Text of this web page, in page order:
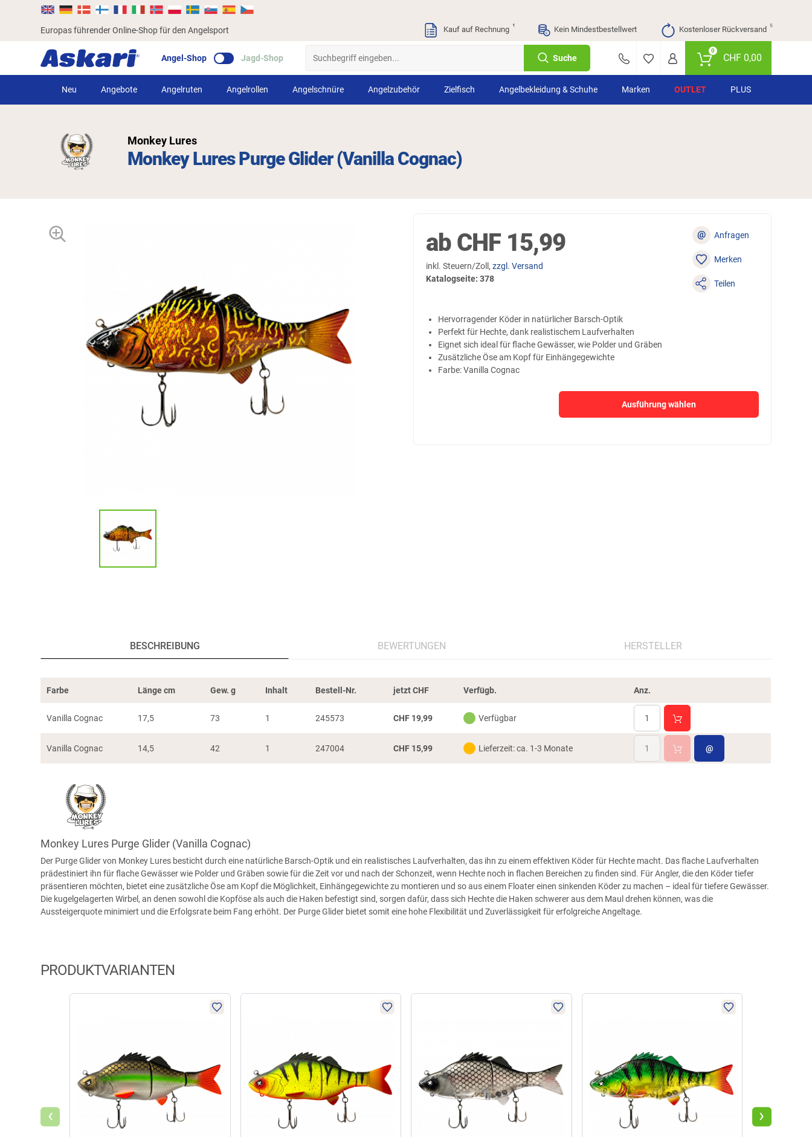
Europas führender Online-Shop für den Angelsport Kauf auf Rechnung ¹ Kein Mindestbestellwert Kostenloser Rückversand ⁵
Angel-Shop Jagd-Shop Suche
0
CHF0,00
Neu Angebote Angelruten Angelrollen Angelschnüre Angelzubehör Zielfisch Angelbekleidung & Schuhe Marken OUTLET PLUS
Monkey Lures Purge Glider (Vanilla Cognac)
Monkey Lures
ab CHF15,99
inkl. Steuern/Zoll, zzgl. Versand
Katalogseite: 378
Anfragen
@
Merken
Teilen
Hervorragender Köder in natürlicher Barsch-Optik
Perfekt für Hechte, dank realistischem Laufverhalten
Eignet sich ideal für flache Gewässer, wie Polder und Gräben
Zusätzliche Öse am Kopf für Einhängegewichte
Farbe: Vanilla Cognac
Ausführung wählen
BESCHREIBUNG BEWERTUNGEN HERSTELLER
Farbe Länge cm Gew. g Inhalt Bestell-Nr. jetztCHF Verfügb. Anz.
Vanilla Cognac 17,5 73 1 245573 CHF 19,99 Verfügbar
Vanilla Cognac 14,5 42 1 247004 CHF 15,99 Lieferzeit: ca. 1-3 Monate @
Monkey Lures Purge Glider (Vanilla Cognac)
Der Purge Glider von Monkey Lures besticht durch eine natürliche Barsch-Optik und ein realistisches Laufverhalten, das ihn zu einem effektiven Köder für Hechte macht. Das flache Laufverhalten
prädestiniert ihn für flache Gewässer wie Polder und Gräben sowie für die Zeit vor und nach der Schonzeit, wenn Hechte noch in flachen Bereichen zu finden sind. Für Angler, die den Köder tiefer
präsentieren möchten, bietet eine zusätzliche Öse am Kopf die Möglichkeit, Einhängegewichte zu montieren und so aus einem Floater einen sinkenden Köder zu machen – ideal für tiefere Gewässer.
Die kugelgelagerten Wirbel, an denen sowohl die Kopföse als auch die Haken befestigt sind, sorgen dafür, dass sich Hechte die Haken schwerer aus dem Maul drehen können, was die
Aussteigerquote minimiert und die Erfolgsrate beim Fang erhöht. Der Purge Glider bietet somit eine hohe Flexibilität und Zuverlässigkeit für erfolgreiche Angeltage.
PRODUKTVARIANTEN
‹ ›